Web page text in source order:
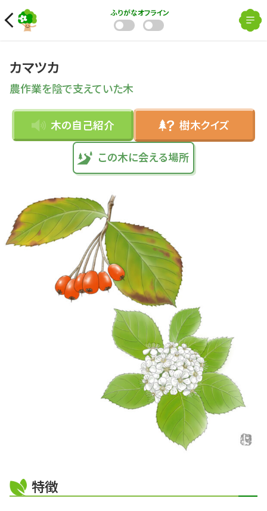
ふりがなオフライン
カマツカ
農作業を陰で支えていた木
木の自己紹介 樹木クイズ
この木に会える場所
特徴